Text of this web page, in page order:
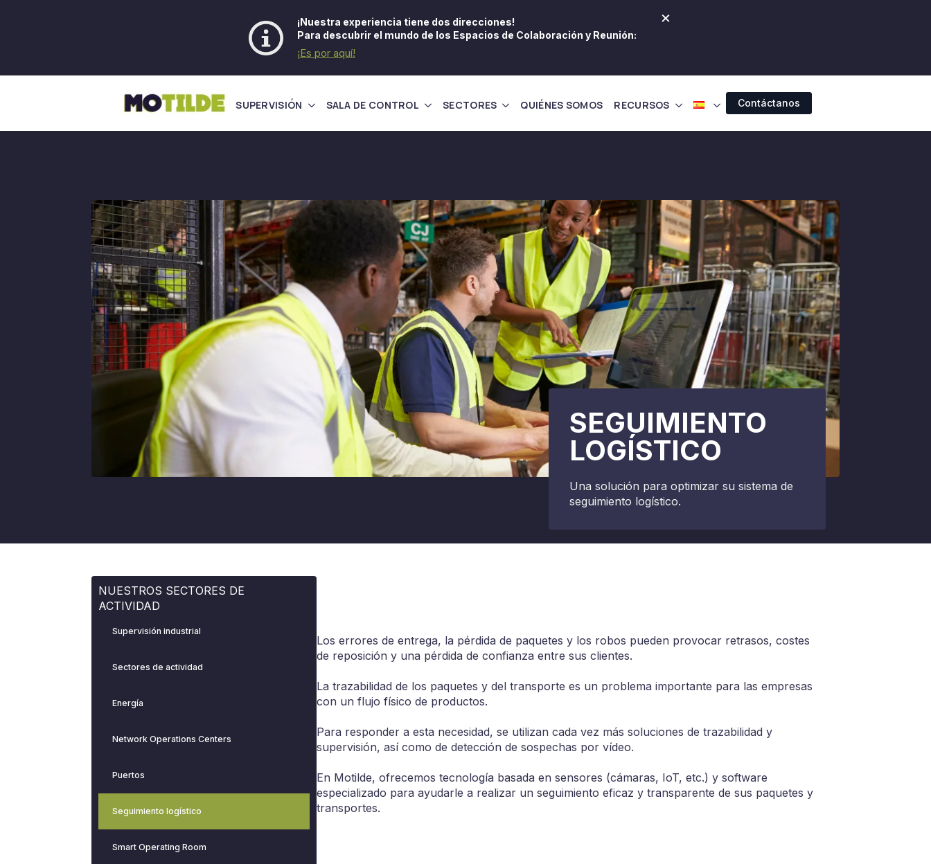
¡Nuestra experiencia tiene dos direcciones!
Para descubrir el mundo de los Espacios de Colaboración y Reunión:
¡Es por aquí!
×
SUPERVISIÓN SALA DE CONTROL SECTORES QUIÉNES SOMOS RECURSOS Contáctanos
SEGUIMIENTO
LOGÍSTICO
Una solución para optimizar su sistema de
seguimiento logístico.
NUESTROS SECTORES DE
ACTIVIDAD
Supervisión industrial
Sectores de actividad
Energía
Network Operations Centers
Puertos
Seguimiento logístico
Smart Operating Room
Los errores de entrega, la pérdida de paquetes y los robos pueden provocar retrasos, costes
de reposición y una pérdida de confianza entre sus clientes.
La trazabilidad de los paquetes y del transporte es un problema importante para las empresas
con un flujo físico de productos.
Para responder a esta necesidad, se utilizan cada vez más soluciones de trazabilidad y
supervisión, así como de detección de sospechas por vídeo.
En Motilde, ofrecemos tecnología basada en sensores (cámaras, IoT, etc.) y software
especializado para ayudarle a realizar un seguimiento eficaz y transparente de sus paquetes y
transportes.